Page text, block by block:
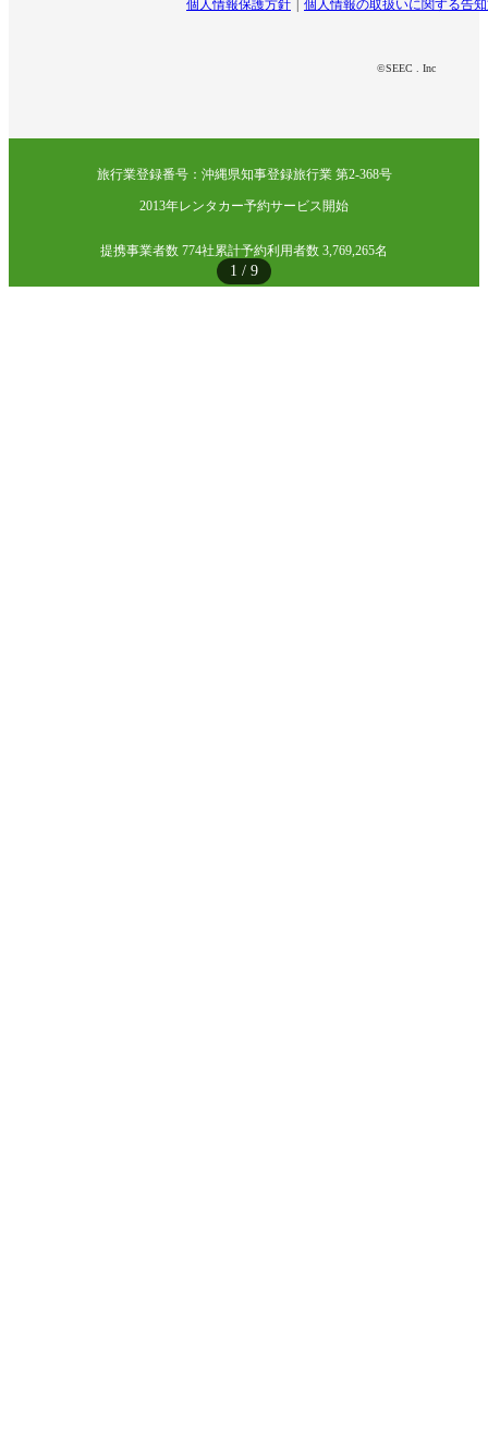
1 / 9
個人情報保護方針 個人情報の取扱いに関する告
©SEEC . Inc
旅行業登録番号：沖縄県知事登録旅行業 第2-368号
2013年レンタカー予約サービス開始
提携事業者数 774社累計予約利用者数 3,769,265名